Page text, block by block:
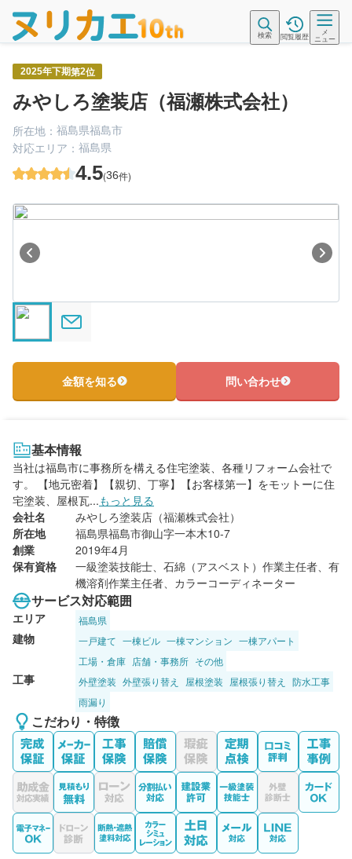
検索 閲覧履歴
メ
ニュー
2025年下期第2位
みやしろ塗装店（福瀬株式会社）
所在地： 福島県福島市
対応エリア： 福島県
4.5(36件)
金額を知る 問い合わせ
基本情報
当社は福島市に事務所を構える住宅塗装、各種リフォーム会社で
す。 【地元密着】【親切、丁寧】【お客様第一】をモットーに住
宅塗装、屋根瓦...もっと見る
会社名
みやしろ塗装店（福瀬株式会社）
所在地
福島県福島市御山字一本木10-7
創業
2019年4月
保有資格
一級塗装技能士、石綿（アスベスト）作業主任者、有
機溶剤作業主任者、カラーコーディネーター
サービス対応範囲
エリア 福島県
建物 一戸建て 一棟ビル 一棟マンション 一棟アパート
工場・倉庫 店舗・事務所 その他
工事 外壁塗装 外壁張り替え 屋根塗装 屋根張り替え
防水工事
雨漏り
こだわり・特徴